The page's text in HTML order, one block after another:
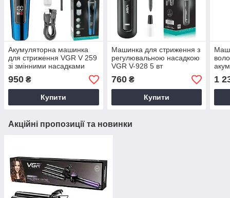
Акумуляторна машинка
для стриження VGR V 259
зі змінними насадками
950 ₴
Купити
Машинка для стриження з
регулювальною насадкою
VGR V-928 5 вт
760₴
Купити
1
Акційні пропозиції та новинки